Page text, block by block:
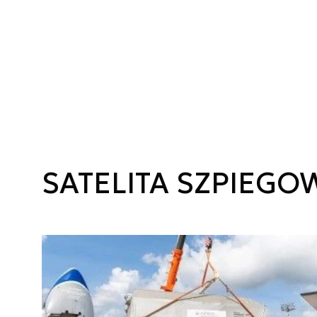
SATELITA